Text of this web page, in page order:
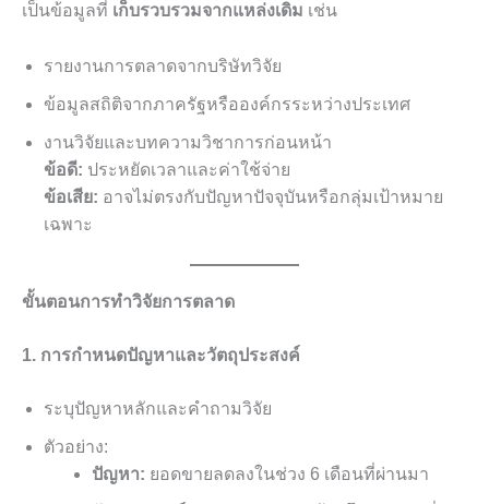
เป็นข้อมูลที่ เก็บรวบรวมจากแหล่งเดิม เช่น
รายงานการตลาดจากบริษัทวิจัย
ข้อมูลสถิติจากภาครัฐหรือองค์กรระหว่างประเทศ
งานวิจัยและบทความวิชาการก่อนหน้า
ข้อดี: ประหยัดเวลาและค่าใช้จ่าย
ข้อเสีย: อาจไม่ตรงกับปัญหาปัจจุบันหรือกลุ่มเป้าหมาย
เฉพาะ
ขั้นตอนการทำวิจัยการตลาด
1. การกำหนดปัญหาและวัตถุประสงค์
ระบุปัญหาหลักและคำถามวิจัย
ตัวอย่าง:
ปัญหา: ยอดขายลดลงในช่วง 6 เดือนที่ผ่านมา